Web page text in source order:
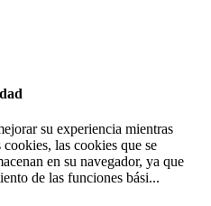
su experiencia mientras
las cookies que se
en su navegador, ya que
de las funciones bási...